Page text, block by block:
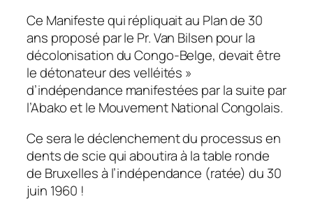
Ce Manifeste qui répliquait au Plan de 30
ans proposé par le Pr. Van Bilsen pour la
décolonisation du Congo-Belge, devait être
le détonateur des velléités »
d’indépendance manifestées par la suite par
l’Abako et le Mouvement National Congolais.
Ce sera le déclenchement du processus en
dents de scie qui aboutira à la table ronde
de Bruxelles à l’indépendance (ratée) du 30
juin 1960 !